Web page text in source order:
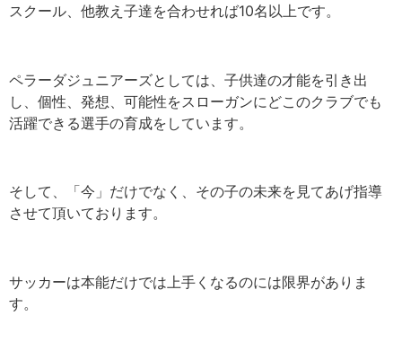
スクール、他教え子達を合わせれば10名以上です。
ペラーダジュニアーズとしては、子供達の才能を引き出
し、個性、発想、可能性をスローガンにどこのクラブでも
活躍できる選手の育成をしています。
そして、「今」だけでなく、その子の未来を見てあげ指導
させて頂いております。
サッカーは本能だけでは上手くなるのには限界がありま
す。